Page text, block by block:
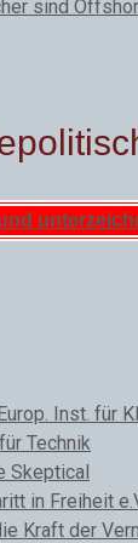
sind
Inst. für
Technik
Skeptical
in Freiheit
Kraft der